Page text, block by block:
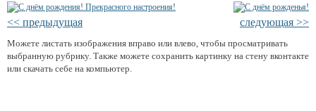
<< предыдущая следующая >>
Можете листать изображения вправо или влево, чтобы просматривать
выбранную рубрику. Также можете сохранить картинку на стену вконтакте
или скачать себе на компьютер.